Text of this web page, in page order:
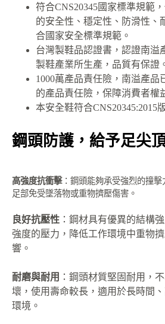
符合CNS20345國家標準規範
的安全性、穩定性、防滑性、
合國家安全標準規範。
台灣製鞋品認證書，認證南溢
製鞋產業所生產，品質有保證
1000萬產品責任險，南溢產品
的產品責任險，保障消費者權
本安全鞋符合CNS20345:2015
鋼頭防護，給予足尖
高強度抗衝擊：鋼頭能夠承受強烈的撞擊
足部免受墜落物或重物擠壓傷害。
良好抗壓性 ：鋼材具有優異的結構
強度的壓力，降低工作環境中重物
響。
耐磨與耐用 ：鋼頭材質堅固耐用，
壞，使用壽命較長，適用於長時間
環境。